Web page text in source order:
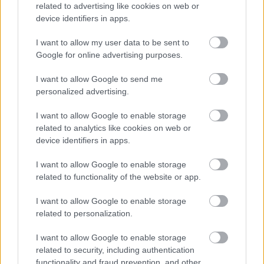
related to advertising like cookies on web or
device identifiers in apps.
I want to allow my user data to be sent to
Google for online advertising purposes.
I want to allow Google to send me
personalized advertising.
I want to allow Google to enable storage
related to analytics like cookies on web or
device identifiers in apps.
I want to allow Google to enable storage
related to functionality of the website or app.
I want to allow Google to enable storage
related to personalization.
I want to allow Google to enable storage
related to security, including authentication
ilyen gondolkodású nézők határozzák meg az F1
mennyiség, mint a minőség. Nyilván a
történelmi örökségnek önmagában valóban
nem kell garantálni egy pályának a
szerződéshosszabbítást, ugyanakkor az sem
véletlen, hogy ezek azok a helyszínek, amelyek
rosszabb időkben, csökkenő globális érdeklődés
mellett is alappillérei voltak a bajnokságnak –
amikor egyszer ismét lejtmenet jön, rájuk
biztosan lehet majd támaszkodni, ha megőrzik a
Domenicali saját szülővárosának pályája, Imola